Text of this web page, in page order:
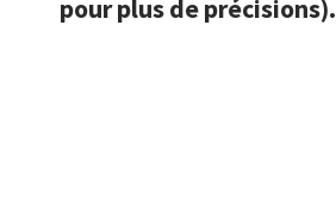
pour plus de précisions).